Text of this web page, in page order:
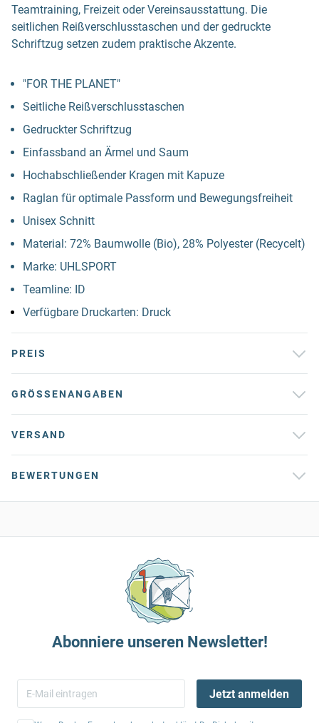
Teamtraining, Freizeit oder Vereinsausstattung. Die
seitlichen Reißverschlusstaschen und der gedruckte
Schriftzug setzen zudem praktische Akzente.
"FOR THE PLANET"
Seitliche Reißverschlusstaschen
Gedruckter Schriftzug
Einfassband an Ärmel und Saum
Hochabschließender Kragen mit Kapuze
Raglan für optimale Passform und Bewegungsfreiheit
Unisex Schnitt
Material: 72% Baumwolle (Bio), 28% Polyester (Recycelt)
Marke: UHLSPORT
Teamline: ID
Verfügbare Druckarten: Druck
PREIS
GRÖSSENANGABEN
VERSAND
BEWERTUNGEN
Abonniere unseren Newsletter!
Jetzt anmelden